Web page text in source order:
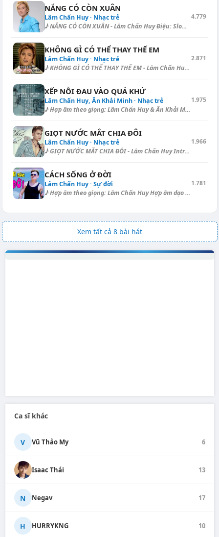
NẮNG CÓ CÒN XUÂN
Lâm Chấn Huy · Nhạc trẻ
♪ NẮNG CÓ CÒN XUÂN - Lâm Chấn Huy Điệu: Slow Surf Mùa [Em] xuân ơi, ta n...
4.779
KHÔNG GÌ CÓ THỂ THAY THẾ EM
Lâm Chấn Huy · Nhạc trẻ
♪ KHÔNG GÌ CÓ THỂ THAY THẾ EM - Lâm Chấn Huy Điệu: Slow Rock Anh nhớ [Am...
2.871
XẾP NỖI ĐAU VÀO QUÁ KHỨ
Lâm Chấn Huy, Ân Khải Minh · Nhạc trẻ
♪ Hợp âm theo giọng: Lâm Chấn Huy & Ân Khải Minh Hợp âm dạo - Ballad...
1.975
GIỌT NƯỚC MẮT CHIA ĐÔI
Lâm Chấn Huy · Nhạc trẻ
♪ GIỌT NƯỚC MẮT CHIA ĐÔI - Lâm Chấn Huy Intro - Ballad: [B] | [A] | [Bm]...
1.966
CÁCH SỐNG Ở ĐỜI
Lâm Chấn Huy · Sự đời
♪ Hợp âm theo giọng: Lâm Chấn Huy Hợp âm dạo - Slow Ballad: [Cm] | [Cm]...
1.781
Xem tất cả 8 bài hát
Ca sĩ khác
V Vũ Thảo My 6
Isaac Thái 13
N Negav 17
H HURRYKNG 10